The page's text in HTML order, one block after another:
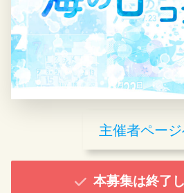
主催者ペー
本募集は終了